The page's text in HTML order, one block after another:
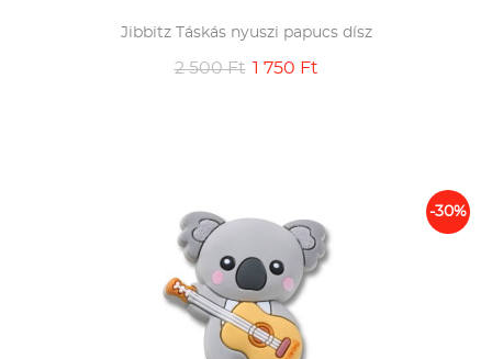
Jibbitz Táskás nyuszi papucs dísz
2 500 Ft 1 750 Ft
-30%